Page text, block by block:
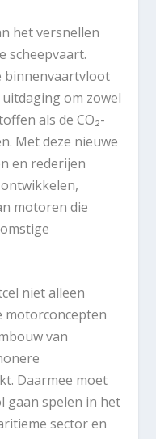
het versnellen
scheepvaart.
binnenvaartvloot
om zowel
als de CO₂-
Met deze nieuwe
en rederijen
motoren die
niet alleen
motorconcepten
van
Daarmee moet
gaan spelen in het
sector en